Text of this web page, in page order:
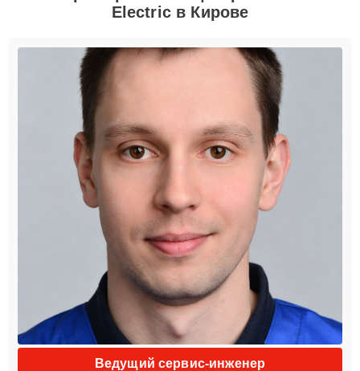
Electric в Кирове
Ведущий сервис-инженер